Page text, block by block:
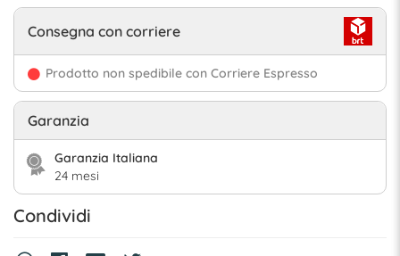
Consegna con corriere
Prodotto non spedibile con Corriere Espresso
Garanzia
Garanzia Italiana
24 mesi
Condividi